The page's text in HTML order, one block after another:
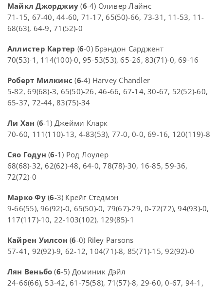
Майкл Джорджиу (6-4) Оливер Лайнс
71-15, 67-40, 44-60, 71-17, 65(50)-66, 73-31, 11-53, 11-
68(63), 64-9, 71(52)-0
Аллистер Картер (6-0) Брэндон Сарджент
70(53)-1, 114(100)-0, 95-53(53), 65-26, 83(71)-0, 69-16
Роберт Милкинс (6-4) Harvey Chandler
5-82, 69(68)-3, 65(50)-26, 46-66, 67-14, 30-67, 52(52)-60,
65-37, 72-44, 83(75)-34
Ли Хан (6-1) Джейми Кларк
70-60, 111(110)-13, 4-83(53), 77-0, 0-0, 69-16, 120(119)-8
Сяо Годун (6-1) Род Лоулер
68(68)-32, 62(62)-48, 64-0, 78(78)-30, 16-85, 59-36,
72(72)-0
Марко Фу(6-3) Крейг Стедмэн
9-66(55), 96(92)-0, 65(50)-0, 79(67)-29, 0-72(72), 94(93)-0,
117(117)-10, 22-103(102), 129(85)-1
Кайрен Уилсон (6-0) Riley Parsons
57-41, 92(92)-9, 62-12, 104(71)-8, 85(71)-15, 92(92)-0
Лян Веньбо (6-5) Доминик Дэйл
24-66(66), 53-42, 61-75(58), 71(57)-8, 29-60, 0-67, 94-1,